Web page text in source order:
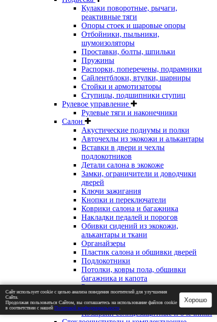
Кулаки поворотные, рычаги,
реактивные тяги
Опоры стоек и шаровые опоры
Отбойники, пыльники,
шумоизоляторы
Проставки, болты, шпильки
Пружины
Распорки, поперечены, подрамники
Сайлентблоки, втулки, шарниры
Стойки и армотизаторы
Ступицы, подшипники ступиц
Рулевое управление
Рулевые тяги и наконечники
Салон
Акустические подиумы и полки
Авточехлы из экокожи и алькантары
Вставки в двери и чехлы
подлокотников
Детали салона в экокоже
Замки, ограничители и доводчики
дверей
Ключи зажигания
Кнопки и переключатели
Коврики салона и багажника
Накладки педалей и порогов
Обивки сидений из экокожи,
алькантары и ткани
Органайзеры
Пластик салона и обшивки дверей
Подлокотники
Потолки, ковры пола, обшивки
багажника и капота
Рули
Ручки КПП и ручника
Уплотнители
Козырьки солнцезащитные и очечники
Сайт использует cookie с целью анализа поведения посетителей для улучшения
Сайта.
Продолжая пользоваться Сайтом, вы соглашаетесь на использование файлов cookie
в соответствии с нашейПолитикой конфиденциальности.
Хорошо